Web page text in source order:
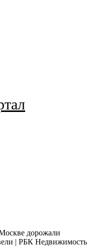
дорожали
| РБК Недвижимость